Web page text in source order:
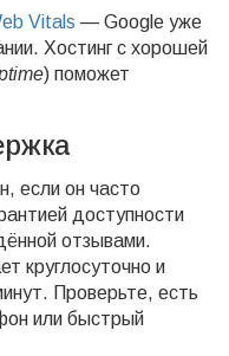
Vitals — Google уже
Хостинг с хорошей
) поможет
если он часто
доступности
отзывами.
круглосуточно и
Проверьте, есть
или быстрый